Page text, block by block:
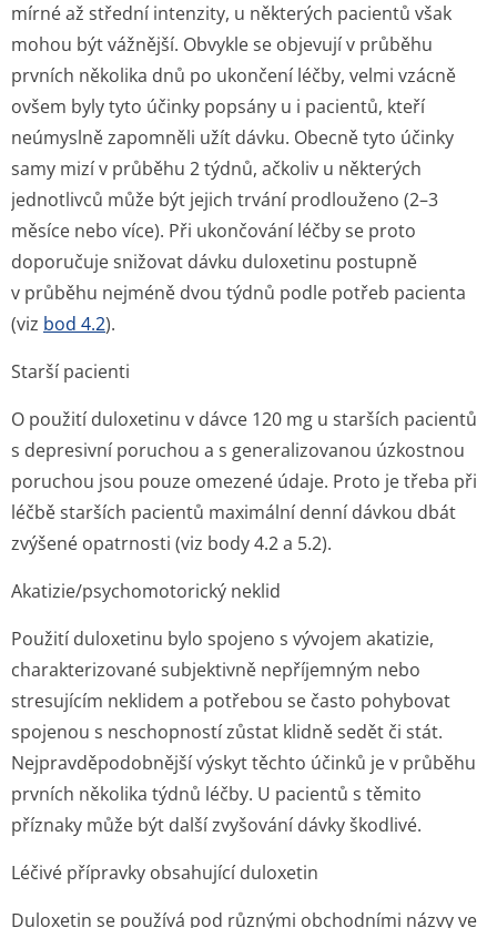
mírné až střední intenzity, u některých pacientů však
mohou být vážnější. Obvykle se objevují v průběhu
prvních několika dnů po ukončení léčby, velmi vzácně
ovšem byly tyto účinky popsány u i pacientů, kteří
neúmyslně zapomněli užít dávku. Obecně tyto účinky
samy mizí v průběhu 2 týdnů, ačkoliv u některých
jednotlivců může být jejich trvání prodlouženo (2–3
měsíce nebo více). Při ukončování léčby se proto
doporučuje snižovat dávku duloxetinu postupně
v průběhu nejméně dvou týdnů podle potřeb pacienta
(viz bod 4.2).
Starší pacienti
O použití duloxetinu v dávce 120 mg u starších pacientů
s depresivní poruchou a s generalizovanou úzkostnou
poruchou jsou pouze omezené údaje. Proto je třeba při
léčbě starších pacientů maximální denní dávkou dbát
zvýšené opatrnosti (viz body 4.2 a 5.2).
Akatizie/psycho­motorický neklid
Použití duloxetinu bylo spojeno s vývojem akatizie,
charakterizované subjektivně nepříjemným nebo
stresujícím neklidem a potřebou se často pohybovat
spojenou s neschopností zůstat klidně sedět či stát.
Nejpravděpodobnější výskyt těchto účinků je v průběhu
prvních několika týdnů léčby. U pacientů s těmito
příznaky může být další zvyšování dávky škodlivé.
Léčivé přípravky obsahující duloxetin
Duloxetin se používá pod různými obchodními názvy ve